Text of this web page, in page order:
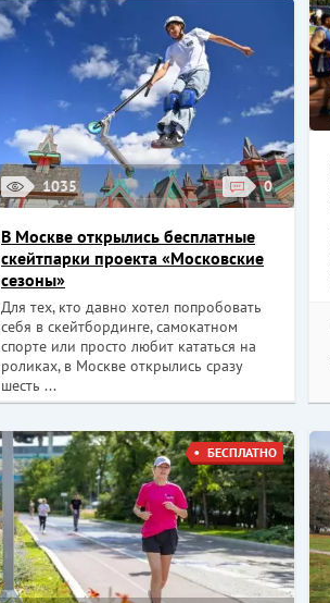
1035 0
В Москве открылись бесплатные
скейтпарки проекта «Московские
сезоны»
Для тех, кто давно хотел попробовать
себя в скейтбординге, самокатном
спорте или просто любит кататься на
роликах, в Москве открылись сразу
шесть ...
БЕСПЛАТНО